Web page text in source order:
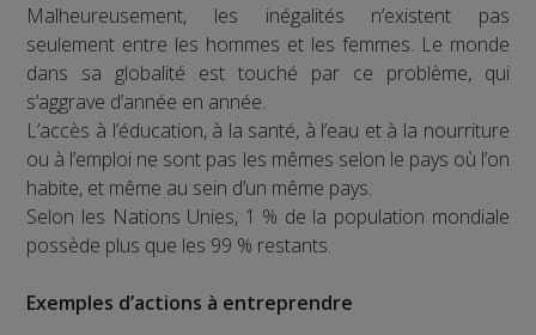
Malheureusement, les inégalités n’existent pas
seulement entre les hommes et les femmes. Le monde
dans sa globalité est touché par ce problème, qui
s’aggrave d’année en année.
L’accès à l’éducation, à la santé, à l’eau et à la nourriture
ou à l’emploi ne sont pas les mêmes selon le pays où l’on
habite, et même au sein d’un même pays.
Selon les Nations Unies, 1 % de la population mondiale
possède plus que les 99 % restants.
Exemples d’actions à entreprendre